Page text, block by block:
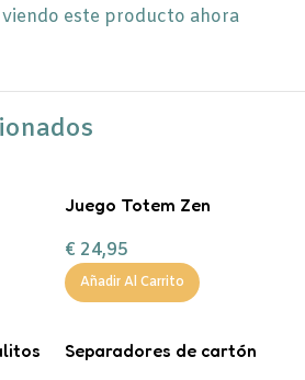
viendo este producto ahora
Juego Totem Zen
€ 24,95
Añadir Al Carrito
Separadores de cartón